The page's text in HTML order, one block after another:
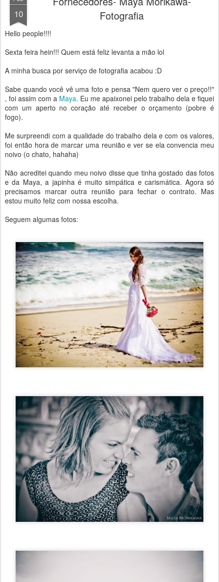
10
Fotografia
Hello people!!!!
Sexta feira hein!!! Quem está feliz levanta a mão lol
A minha busca por serviço de fotografia acabou :D
Sabe quando você vê uma foto e pensa "Nem quero ver o preço!!"
, foi assim com a Maya. Eu me apaixonei pelo trabalho dela e fiquei
com um aperto no coração até receber o orçamento (pobre é
fogo).
Me surpreendi com a qualidade do trabalho dela e com os valores,
foi então hora de marcar uma reunião e ver se ela convencia meu
noivo (o chato, hahaha)
Não acreditei quando meu noivo disse que tinha gostado das fotos
e da Maya, a japinha é muito simpática e carismática. Agora só
precisamos marcar outra reunião para fechar o contrato. Mas
estou muito feliz com nossa escolha.
Seguem algumas fotos: